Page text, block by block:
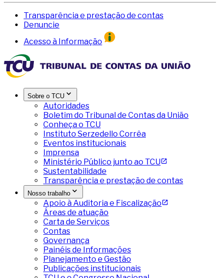
Transparência e prestação de contas
Denuncie
Acesso à Informação
Sobre o TCU
Autoridades
Boletim do Tribunal de Contas da União
Conheça o TCU
Instituto Serzedello Corrêa
Eventos institucionais
Imprensa
Ministério Público junto ao TCU
Sustentabilidade
Transparência e prestação de contas
Nosso trabalho
Apoio à Auditoria e Fiscalização
Áreas de atuação
Carta de Serviços
Contas
Governança
Painéis de Informações
Planejamento e Gestão
Publicações institucionais